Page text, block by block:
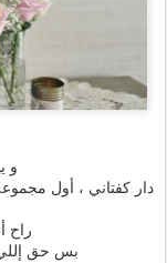
و
دار كفتاني ، أول
راح
بس حق